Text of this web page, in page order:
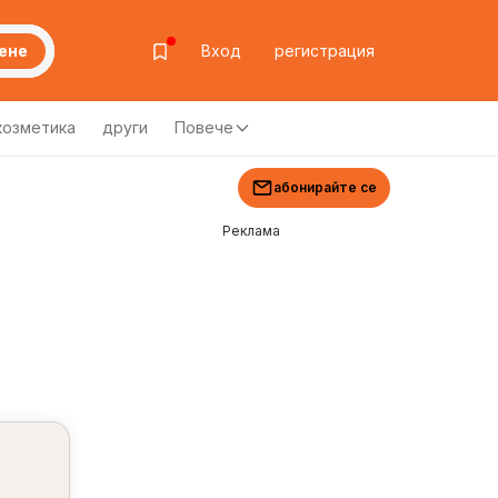
Вход регистрация
други Повече
абонирайте се
Реклама